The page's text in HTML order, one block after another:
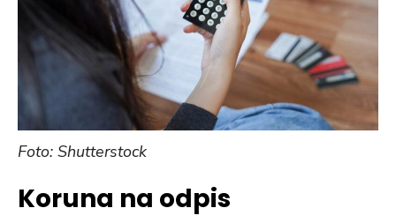
Foto: Shutterstock
Koruna na odpis